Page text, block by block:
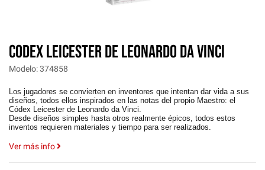
CODEX LEICESTER DE LEONARDO DA VINCI
Modelo: 374858
Los jugadores se convierten en inventores que intentan dar vida a sus
diseños, todos ellos inspirados en las notas del propio Maestro: el
Códex Leicester de Leonardo da Vinci.
Desde diseños simples hasta otros realmente épicos, todos estos
inventos requieren materiales y tiempo para ser realizados.
Ver más info